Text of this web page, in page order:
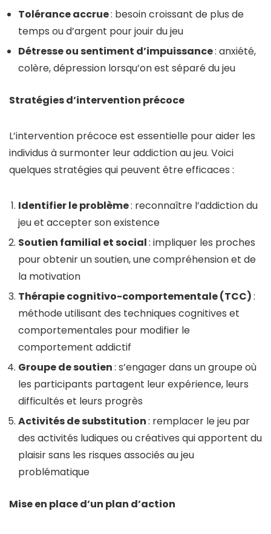
Tolérance accrue: besoin croissant de plus de
temps ou d’argent pour jouir du jeu
Détresse ou sentiment d’impuissance: anxiété,
colère, dépression lorsqu’on est séparé du jeu
Stratégies d’intervention précoce
L’intervention précoce est essentielle pour aider les
individus à surmonter leur addiction au jeu. Voici
quelques stratégies qui peuvent être efficaces :
Identifier le problème: reconnaître l’addiction du
jeu et accepter son existence
Soutien familial et social: impliquer les proches
pour obtenir un soutien, une compréhension et de
la motivation
Thérapie cognitivo-comportementale (TCC):
méthode utilisant des techniques cognitives et
comportementales pour modifier le
comportement addictif
Groupe de soutien: s’engager dans un groupe où
les participants partagent leur expérience, leurs
difficultés et leurs progrès
Activités de substitution: remplacer le jeu par
des activités ludiques ou créatives qui apportent du
plaisir sans les risques associés au jeu
problématique
Mise en place d’un plan d’action